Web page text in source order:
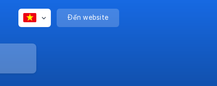
Đến website